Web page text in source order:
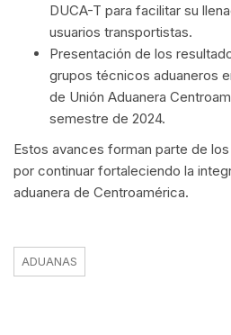
DUCA-T para facilitar su
usuarios transportistas.
Presentación de los
grupos técnicos aduaneros
de Unión Aduanera
semestre de 2024.
Estos avances forman parte de
por continuar fortaleciendo la
aduanera de Centroamérica.
ADUANAS